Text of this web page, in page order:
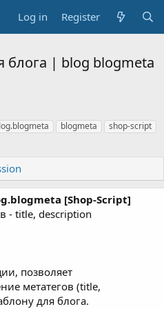
Log in Register
блога | blog blogmeta
blogmeta
shop-script
[Shop-Script]
- title, description
позволяет
метатегов (title,
для блога.